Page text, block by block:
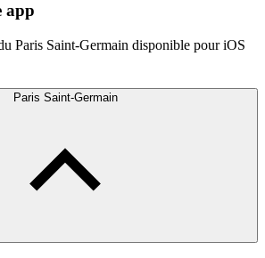
app
Paris Saint-Germain disponible pour iOS
Paris Saint-Germain